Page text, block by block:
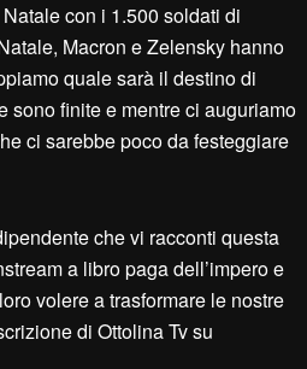
con i 1.500 soldati di
Macron e Zelensky hanno
quale sarà il destino di
sono finite e mentre ci auguriamo
ci sarebbe poco da festeggiare
che vi racconti questa
a libro paga dell’impero e
volere a trasformare le nostre
di Ottolina Tv su